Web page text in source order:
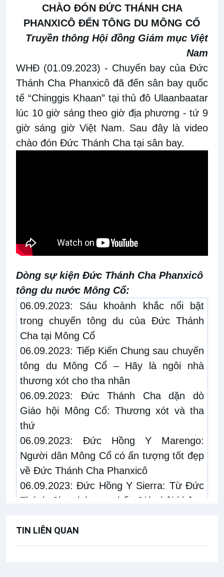
CHÀO ĐÓN ĐỨC THÁNH CHA
PHANXICÔ ĐẾN TÔNG DU MÔNG CỔ
Truyền thông Hội đồng Giám mục Việt
Nam
WHĐ (01.09.2023) - Chuyến bay của Đức
Thánh Cha Phanxicô đã đến sân bay quốc
tế “Chinggis Khaan” tại thủ đô Ulaanbaatar
lúc 10 giờ sáng theo giờ địa phương - tứ 9
giờ sáng giờ Việt Nam. Sau đây là video
chào đón Đức Thánh Cha tại sân bay.
Dòng sự kiện Đức Thánh Cha Phanxicô
tông du nước Mông Cổ:
06.09.2023: Sáu khoảnh khắc nổi bật
trong chuyến tông du của Đức Thánh
Cha tại Mông Cổ
06.09.2023: Tiếp Kiến Chung sau chuyến
tông du Mông Cổ – Hãy là ngôi nhà
thương xót cho tha nhân
06.09.2023: Đức Thánh Cha dặn dò
Giáo hội Mông Cổ: Thương xót và tha
thứ
06.09.2023:Đức Hồng Y Marengo:
Người dân Mông Cổ có ấn tượng tốt đẹp
về Đức Thánh Cha Phanxicô
06.09.2023:Đức Hồng Y Sierra: Từ Đức
Thánh Cha chúng ta thấy Giáo hội không
người đơn sơ
06.09.2023:Tổng Biên tập Vatican
TIN LIÊN QUAN